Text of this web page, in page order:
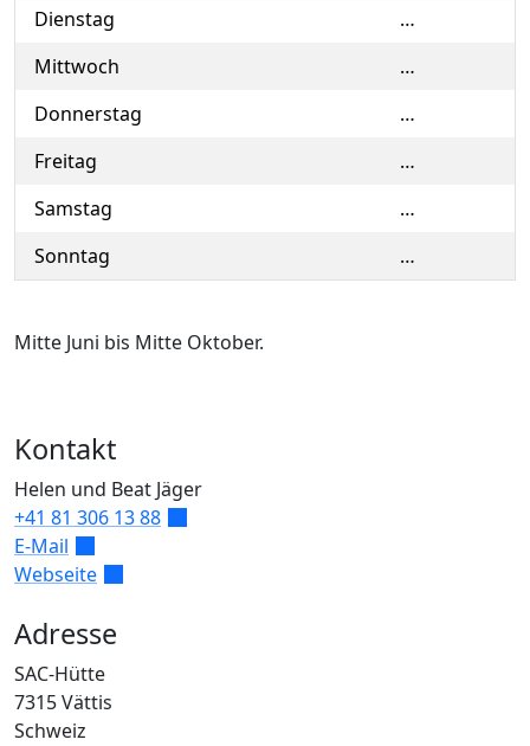
Dienstag
…
Mittwoch
…
Donnerstag
…
Freitag
…
Samstag
…
Sonntag
…
Mitte Juni bis Mitte Oktober.
Kontakt
Helen und Beat Jäger
+41 81 306 13 88
E-Mail
Webseite
Adresse
SAC-Hütte
7315Vättis
Schweiz